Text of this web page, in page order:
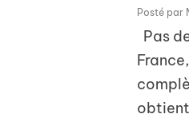
Posté par
Pas